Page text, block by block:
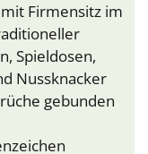
Firmensitz im
Spieldosen,
Nussknacker
gebunden